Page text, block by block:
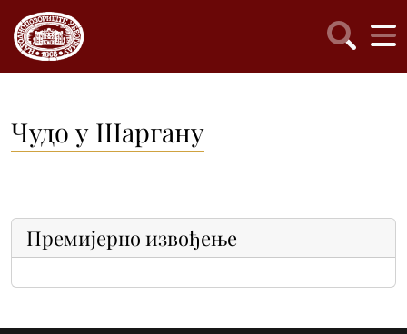
Чудо у Шаргану
Премијерно извођење